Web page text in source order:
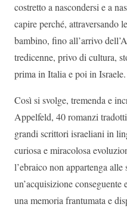
costretto a nascondersi e a
capire perché, attraversando
bambino, fino all’arrivo
tredicenne, privo di cultura,
prima in Italia e poi in Israele.
Così si svolge, tremenda e
Appelfeld, 40 romanzi
grandi scrittori israeliani in
curiosa e miracolosa
l’ebraico non appartenga
un’acquisizione
una memoria frantumata e